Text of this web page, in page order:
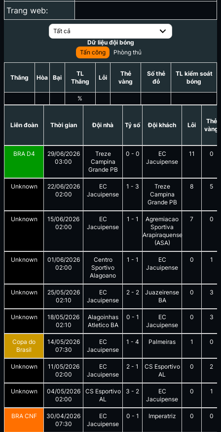
Trang web:
Tất cả
Dữ liệu đội bóng
Tấn công
Phòng thủ
Thắng Hòa Bại
TL
Thắng
%
Lỗi
Thẻ
vàng
Số thẻ
đỏ
TL kiểm soát
bóng
Liên đoàn Thời gian Đội nhà Tỷ số Đội khách Lỗi
Thẻ
vàng
BRA D4
29/06/2026
03:00
Treze
Campina
Grande PB
0 - 0
EC
Jacuipense
11 0
Unknown
22/06/2026
02:00
EC
Jacuipense
1 - 3
Treze
Campina
Grande PB
8 5
Unknown
15/06/2026
02:00
EC
Jacuipense
1 - 1
Agremiacao
Sportiva
Arapiraquense
(ASA)
7 0
Unknown
01/06/2026
02:00
Centro
Sportivo
Alagoano
1 - 1
EC
Jacuipense
0 1
Unknown
25/05/2026
02:10
EC
Jacuipense
2- 2
Juazeirense
BA
0 3
Unknown
18/05/2026
02:10
Alagoinhas
Atletico BA
0 - 1
EC
Jacuipense
0 3
Copa do
Brasil
14/05/2026
07:30
EC
Jacuipense
1 - 4 Palmeiras 1 0
Unknown
11/05/2026
02:00
EC
Jacuipense
2 - 1
CS Esportivo
AL
0 2
Unknown
04/05/2026
02:00
CS Esportivo
AL
3 - 2
EC
Jacuipense
0 1
BRA CNF
30/04/2026
07:30
EC
Jacuipense
0 - 1 Imperatriz 0 0